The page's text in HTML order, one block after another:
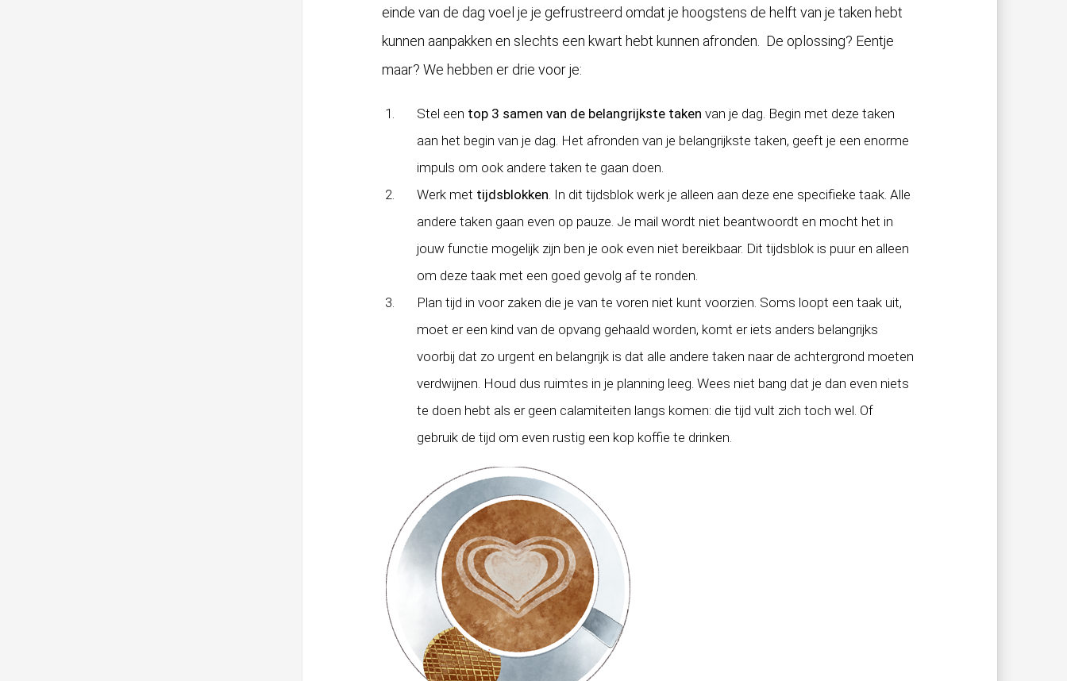
einde van de dag voel je je gefrustreerd omdat je hoogstens de helft van je taken hebt
kunnen aanpakken en slechts een kwart hebt kunnen afronden. De oplossing? Eentje
maar? We hebben er drie voor je:
Stel een top 3 samen van de belangrijkste taken van je dag. Begin met deze taken
aan het begin van je dag. Het afronden van je belangrijkste taken, geeft je een enorme
impuls om ook andere taken te gaan doen.
Werk met tijdsblokken . In dit tijdsblok werk je alleen aan deze ene specifieke taak. Alle
andere taken gaan even op pauze. Je mail wordt niet beantwoordt en mocht het in
jouw functie mogelijk zijn ben je ook even niet bereikbaar. Dit tijdsblok is puur en alleen
om deze taak met een goed gevolg af te ronden.
Plan tijd in voor zaken die je van te voren niet kunt voorzien. Soms loopt een taak uit,
moet er een kind van de opvang gehaald worden, komt er iets anders belangrijks
voorbij dat zo urgent en belangrijk is dat alle andere taken naar de achtergrond moeten
verdwijnen. Houd dus ruimtes in je planning leeg. Wees niet bang dat je dan even niets
te doen hebt als er geen calamiteiten langs komen: die tijd vult zich toch wel. Of
gebruik de tijd om even rustig een kop koffie te drinken.